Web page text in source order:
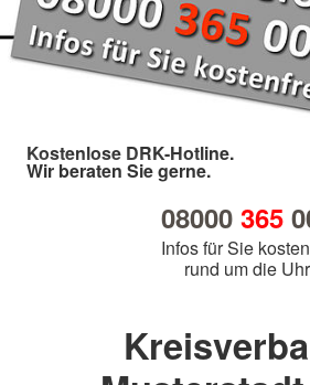
Kostenlose DRK-Hotline.
Wir beraten Sie gerne.
08000 365
Infos für Sie
rund um die Uhr